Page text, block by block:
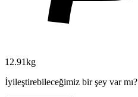
12.91kg
İyileştirebileceğimiz bir şey var mı?